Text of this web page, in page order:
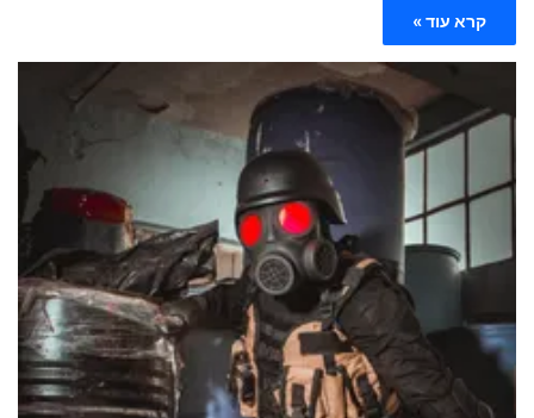
קרא עוד »